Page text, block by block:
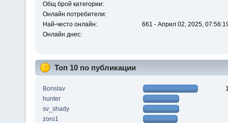
Общ брой категории:
Онлайн потребители:
Най-често онлайн:
661 - Април 02, 2025,
Онлайн днес:
Топ 10 по публикации
Borislav
hunter
sv_shady
zoro1